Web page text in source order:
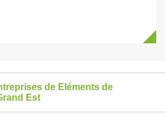
de Eléments de
Est